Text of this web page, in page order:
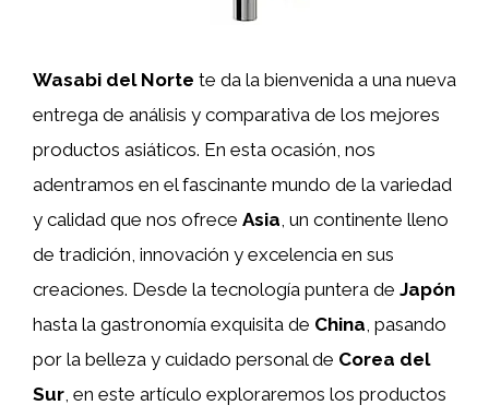
Wasabi del Norte te da la bienvenida a una nueva
entrega de análisis y comparativa de los mejores
productos asiáticos. En esta ocasión, nos
adentramos en el fascinante mundo de la variedad
y calidad que nos ofrece Asia, un continente lleno
de tradición, innovación y excelencia en sus
creaciones. Desde la tecnología puntera de Japón
hasta la gastronomía exquisita de China, pasando
por la belleza y cuidado personal de Corea del
Sur, en este artículo exploraremos los productos